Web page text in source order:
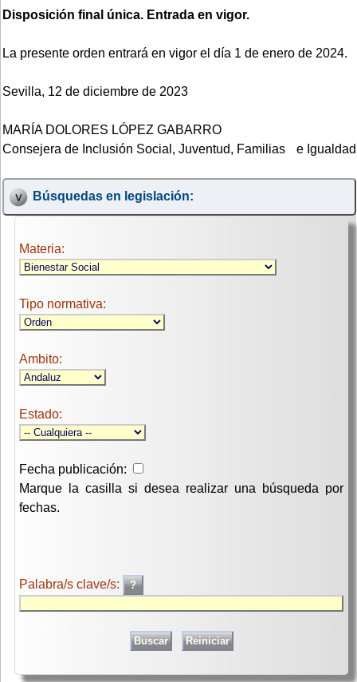
Disposición final única. Entrada en vigor.
La presente orden entrará en vigor el día 1 de enero de 2024.
Sevilla, 12 de diciembre de 2023
MARÍA DOLORES LÓPEZ GABARRO
Consejera de Inclusión Social, Juventud, Familias e Igualdad
Búsquedas en legislación:
Materia:
Tipo normativa:
Ambito:
Estado:
Fecha publicación:
Marque la casilla si desea realizar una búsqueda por
fechas.
Palabra/s clave/s: